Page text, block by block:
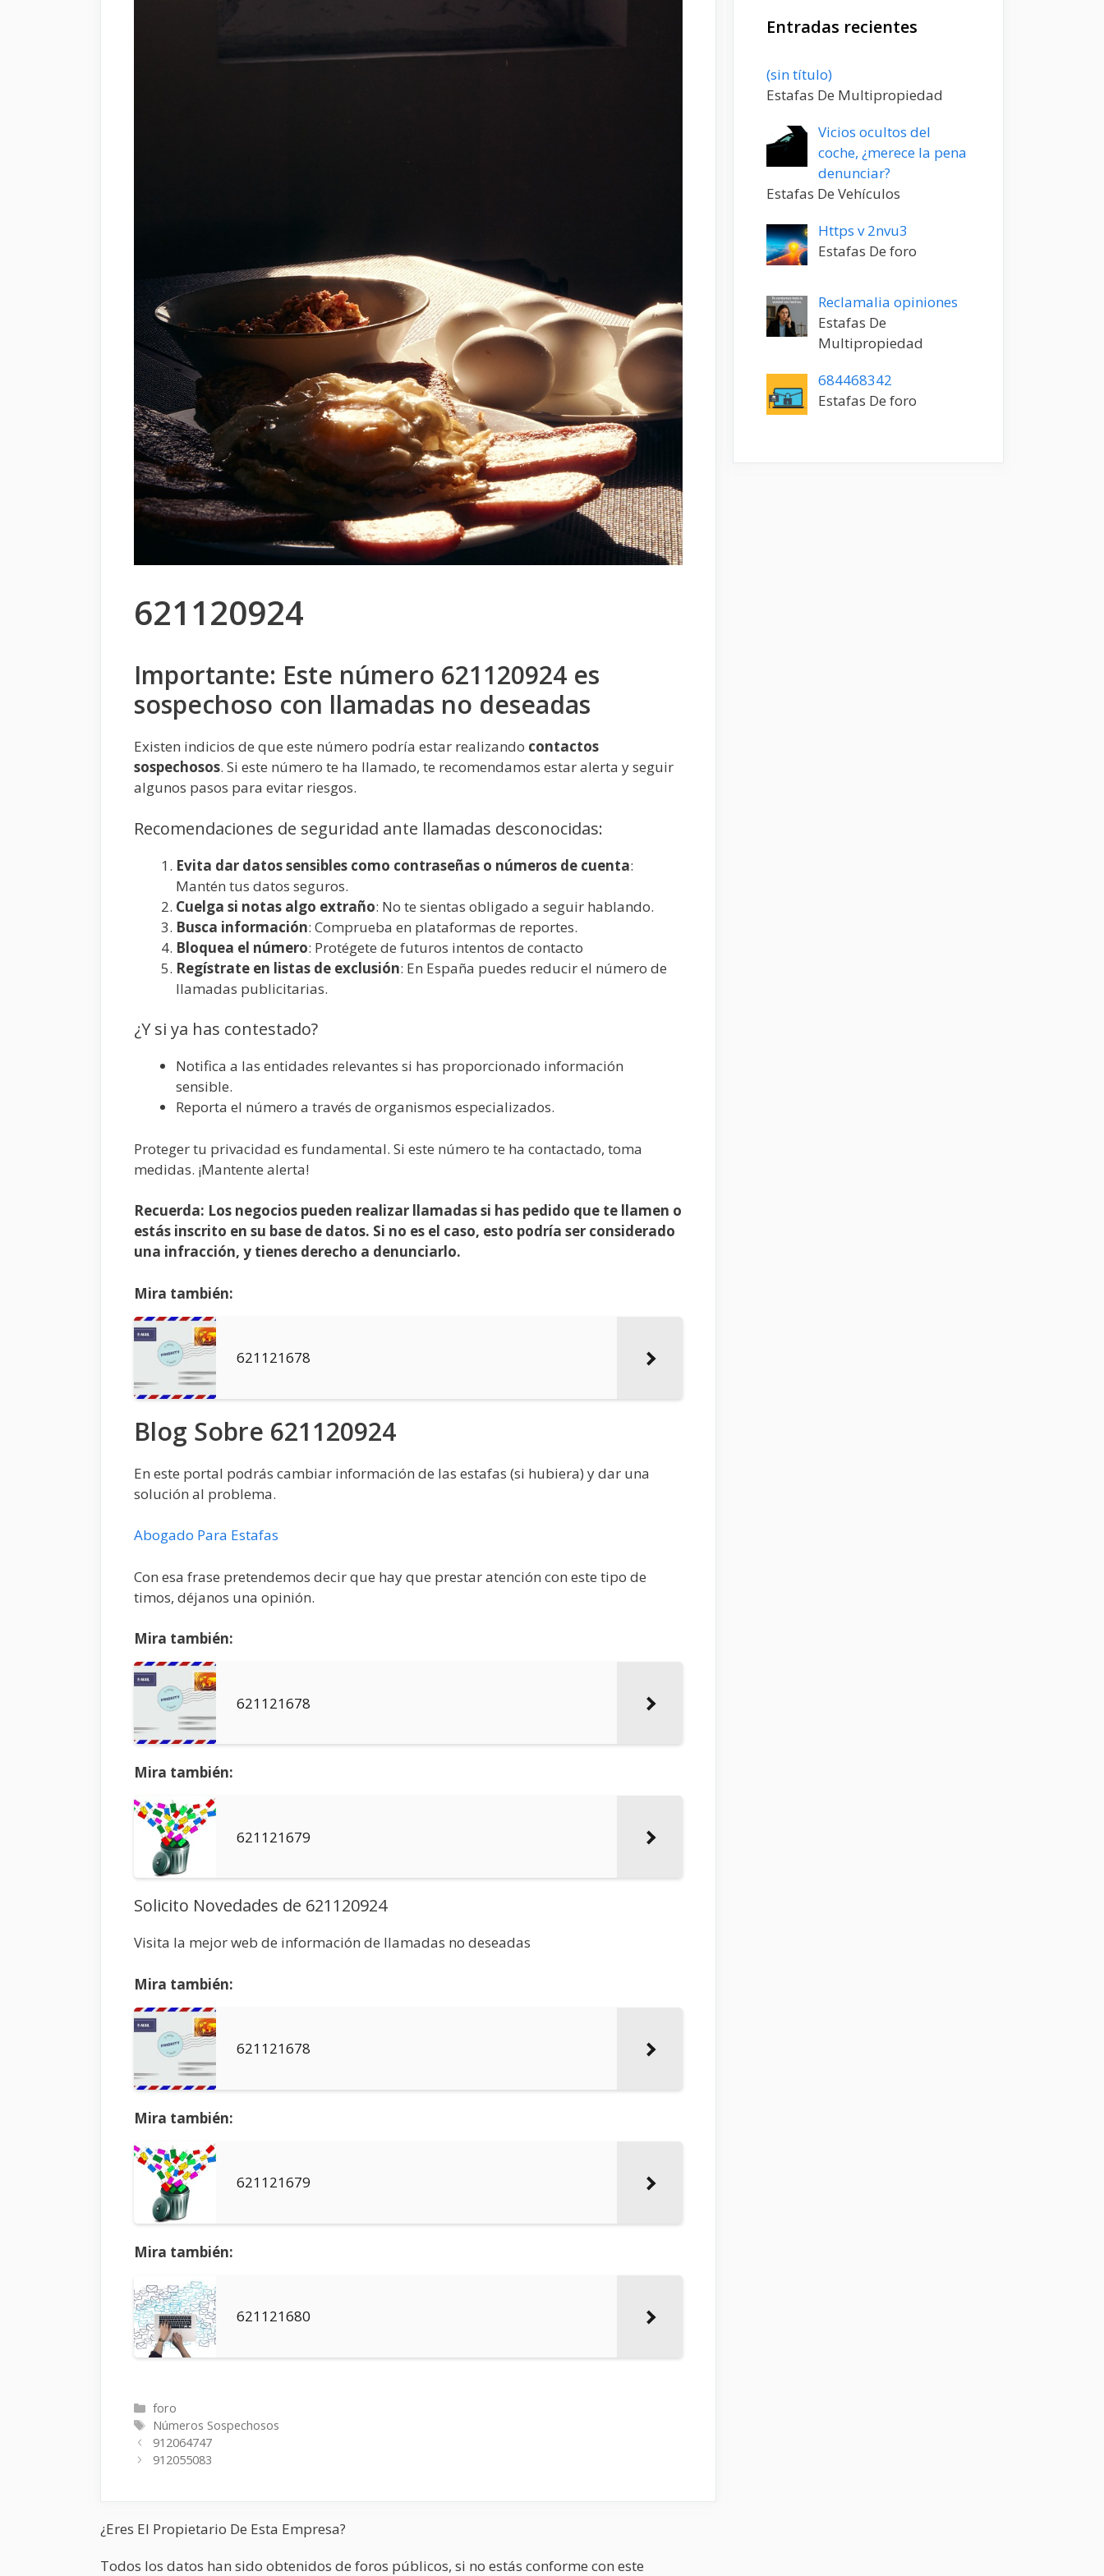
621120924
Importante: Este número 621120924 es
sospechoso con llamadas no deseadas
Existen indicios de que este número podría estar realizando contactos
sospechosos. Si este número te ha llamado, te recomendamos estar alerta y seguir
algunos pasos para evitar riesgos.
Recomendaciones de seguridad ante llamadas desconocidas:
Evita dar datos sensibles como contraseñas o números de cuenta:
Mantén tus datos seguros.
Cuelga si notas algo extraño: No te sientas obligado a seguir hablando.
Busca información: Comprueba en plataformas de reportes.
Bloquea el número: Protégete de futuros intentos de contacto
Regístrate en listas de exclusión: En España puedes reducir el número de
llamadas publicitarias.
¿Y si ya has contestado?
Notifica a las entidades relevantes si has proporcionado información
sensible.
Reporta el número a través de organismos especializados.
Proteger tu privacidad es fundamental. Si este número te ha contactado, toma
medidas. ¡Mantente alerta!
Recuerda: Los negocios pueden realizar llamadas si has pedido que te llamen o
estás inscrito en su base de datos. Si no es el caso, esto podría ser considerado
una infracción, y tienes derecho a denunciarlo.
Mira también:
621121678
Blog Sobre 621120924
En este portal podrás cambiar información de las estafas (si hubiera) y dar una
solución al problema.
Abogado Para Estafas
Con esa frase pretendemos decir que hay que prestar atención con este tipo de
timos, déjanos una opinión.
Mira también:
621121678
Mira también:
621121679
Solicito Novedades de 621120924
Visita la mejor web de información de llamadas no deseadas
Mira también:
621121678
Mira también:
621121679
Mira también:
621121680
Categorías
foro
Etiquetas
Números Sospechosos
912064747
912055083
¿Eres El Propietario De Esta Empresa?
Todos los datos han sido obtenidos de foros públicos, si no estás conforme con este
Entradas recientes
(sin título)Entrada
20198
Estafas De Multipropiedad
Vicios ocultos del
coche, ¿merece la pena
denunciar?
Estafas De Vehículos
Https v 2nvu3
Estafas De foro
Reclamalia opiniones
Estafas De
Multipropiedad
684468342
Estafas De foro